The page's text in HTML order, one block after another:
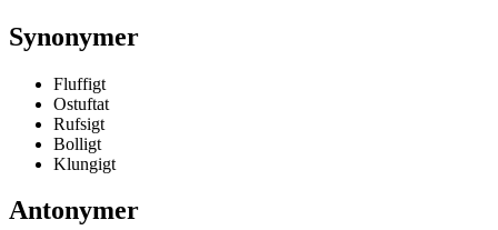
Synonymer
Fluffigt
Ostuftat
Rufsigt
Bolligt
Klungigt
Antonymer